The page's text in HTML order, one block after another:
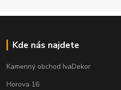
Kde nás najdete
Kamenný obchod IvaDekor
Horova 16